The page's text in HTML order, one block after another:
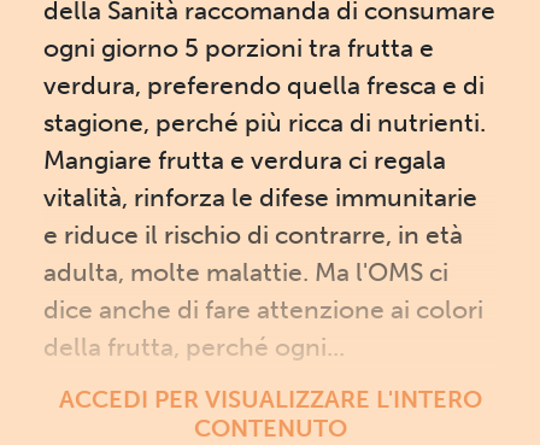
della Sanità raccomanda di consumare
ogni giorno 5 porzioni tra frutta e
verdura, preferendo quella fresca e di
stagione, perché più ricca di nutrienti.
Mangiare frutta e verdura ci regala
vitalità, rinforza le difese immunitarie
e riduce il rischio di contrarre, in età
adulta, molte malattie. Ma l'OMS ci
dice anche di fare attenzione ai colori
della frutta, perché ogni...
ACCEDI PER VISUALIZZARE L'INTERO
CONTENUTO